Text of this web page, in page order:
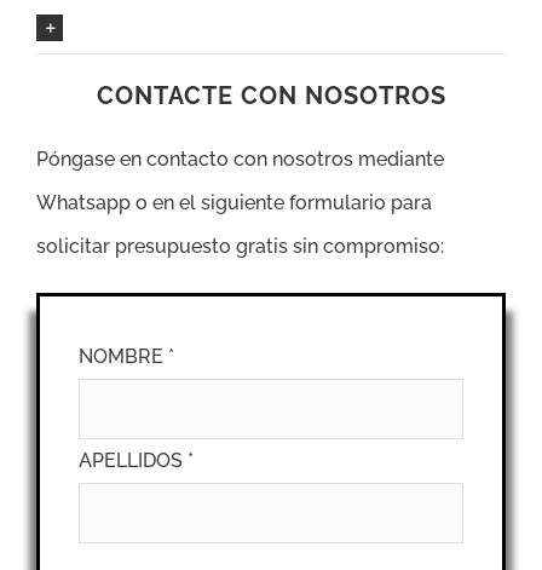
CONTACTE CON NOSOTROS
Póngase en contacto con nosotros mediante
Whatsapp o en el siguiente formulario para
solicitar presupuesto gratis sin compromiso:
NOMBRE *
APELLIDOS *